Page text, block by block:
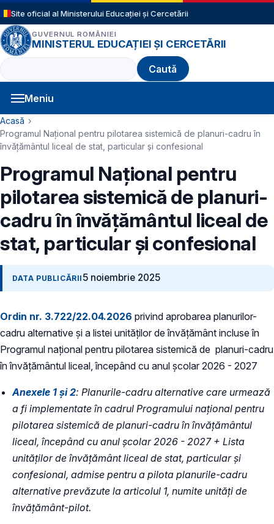
Sari la conținutul principal
Site oficial al Ministerului Educației și Cercetării
GUVERNUL ROMÂNIEI
MINISTERUL EDUCAȚIEI ȘI CERCETĂRII
Caută
Meniu
Navigație principală
Cale de navigare
Acasă
Programul Național pentru pilotarea sistemică de planuri-cadru în
învățământul liceal de stat, particular și confesional
Programul Național pentru
pilotarea sistemică de planuri-
cadru în învățământul liceal de
stat, particular și confesional
DATA PUBLICĂRII 5 noiembrie 2025
Ordin nr. 3.722/22.04.2026 privind aprobarea planurilor-
cadru alternative și a listei unităților de învățământ incluse în
Programul național pentru pilotarea sistemică de planuri-cadru
în învățământul liceal, începând cu anul școlar 2026 - 2027
Anexele 1 și 2: Planurile-cadru alternative care urmează
a fi implementate în cadrul Programului național pentru
pilotarea sistemică de planuri-cadru în învățământul
liceal, începând cu anul școlar 2026 - 2027 + Lista
unităților de învățământ liceal de stat, particular și
confesional, admise pentru a pilota planurile-cadru
alternative prevăzute la articolul 1, numite unități de
învățământ-pilot.